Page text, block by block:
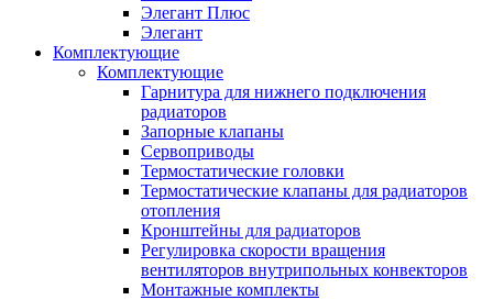
Элегант Плюс
Элегант
Комплектующие
Комплектующие
Гарнитура для нижнего подключения
радиаторов
Запорные клапаны
Сервоприводы
Термостатические головки
Термостатические клапаны для радиаторов
отопления
Кронштейны для радиаторов
Регулировка скорости вращения
вентиляторов внутрипольных конвекторов
Монтажные комплекты